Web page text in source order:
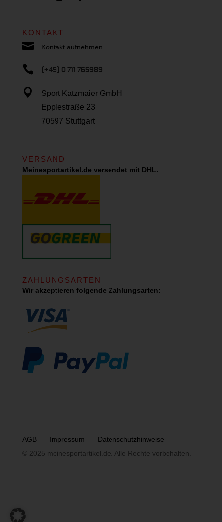
KONTAKT
 Kontakt aufnehmen
 (+49) 0 711 765989

Sport Katzmaier GmbH
Epplestraße 23
70597 Stuttgart
VERSAND
Meinesportartikel.de versendet mit DHL.
ZAHLUNGSARTEN
Wir akzeptieren folgende Zahlungsarten:
AGB Impressum
Datenschutzhinweise
© 2025 meinesportartikel.de. Alle Rechte vorbehalten.